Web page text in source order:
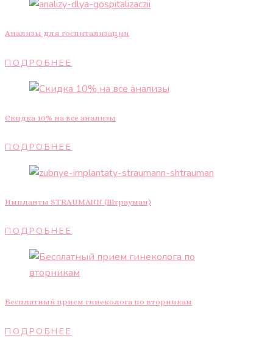
Анализы для госпитализации
ПОДРОБНЕЕ
Скидка 10% на все анализы
ПОДРОБНЕЕ
Импланты STRAUMANN (Штрауман)
ПОДРОБНЕЕ
Бесплатный прием гинеколога по вторникам
ПОДРОБНЕЕ